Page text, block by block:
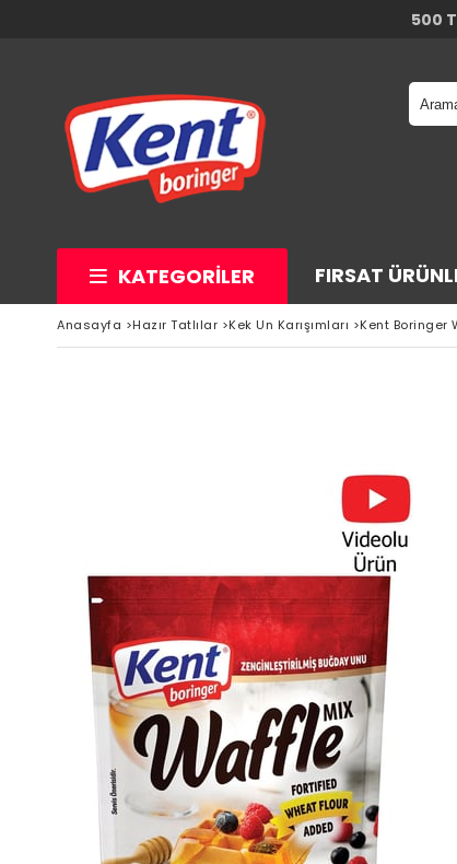
500
KATEGORILER FIRSAT
Anasayfa >Hazır Tatlılar >Kek Un Karışımları >Kent Boringer